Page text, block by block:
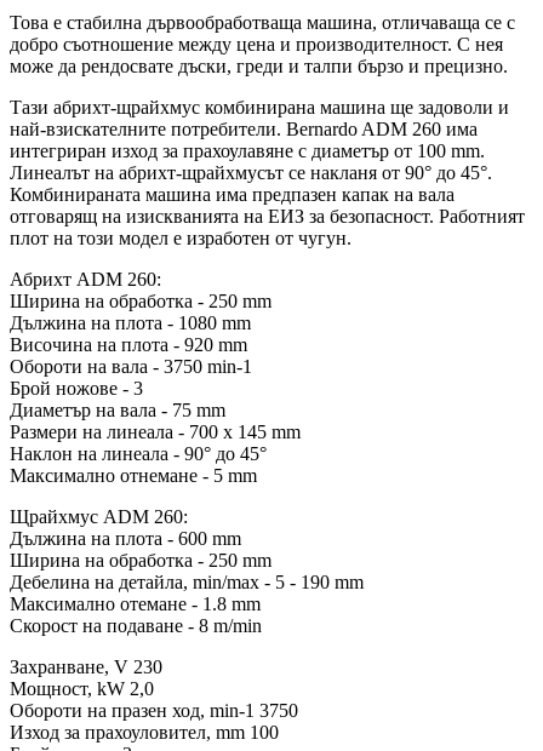
Това е стабилна дървообработваща машина, отличаваща се с
добро съотношение между цена и производителност. С нея
може да рендосвате дъски, греди и талпи бързо и прецизно.
Тази абрихт-щрайхмус комбинирана машина ще задоволи и
най-взискателните потребители. Bernardo ADМ 260 има
интегриран изход за прахоулавяне с диаметър от 100 mm.
Линеалът на абрихт-щрайхмусът се накланя от 90° до 45°.
Комбинираната машина има предпазен капак на вала
отговарящ на изискванията на ЕИЗ за безопасност. Работният
плот на този модел е изработен от чугун.
Абрихт ADM 260:
Ширина на обработка - 250 mm
Дължина на плота - 1080 mm
Височина на плота - 920 mm
Обороти на вала - 3750 min-1
Брой ножове - 3
Диаметър на вала - 75 mm
Размери на линеала - 700 x 145 mm
Наклон на линеала - 90° до 45°
Максимално отнемане - 5 mm
Щрайхмус ADM 260:
Дължина на плота - 600 mm
Ширина на обработка - 250 mm
Дебелина на детайла, min/max - 5 - 190 mm
Максимално отемане - 1.8 mm
Скорост на подаване - 8 m/min
Захранване, V 230
Мощност, kW 2,0
Обороти на празен ход, min-1 3750
Изход за прахоуловител, mm 100